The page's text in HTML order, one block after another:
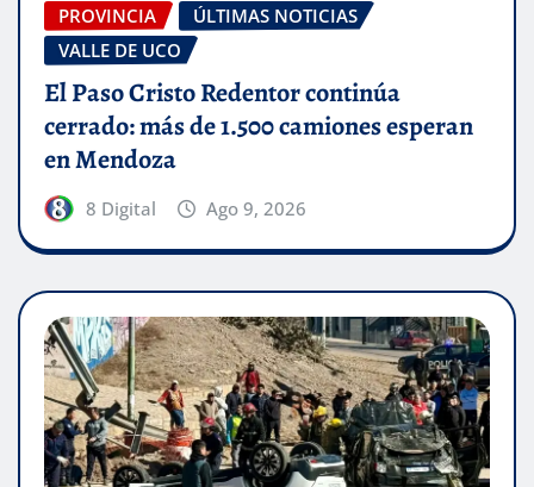
PROVINCIA
ÚLTIMAS NOTICIAS
VALLE DE UCO
El Paso Cristo Redentor continúa
cerrado: más de 1.500 camiones esperan
en Mendoza
8 Digital Ago 9, 2026